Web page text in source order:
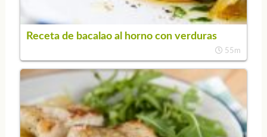
Receta de bacalao al horno con verduras
55m